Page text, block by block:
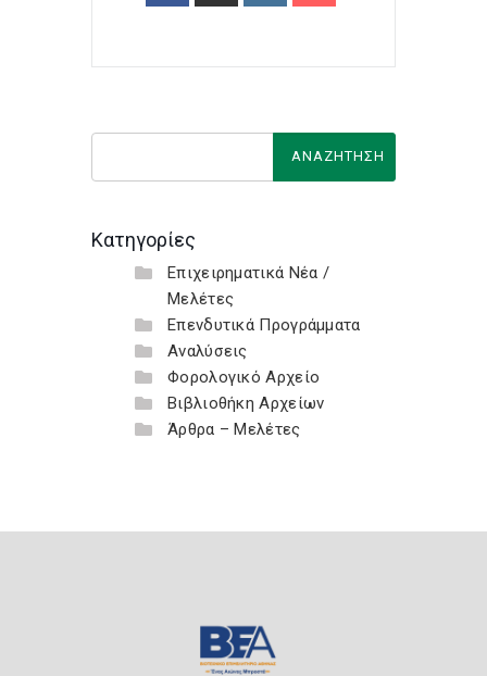
Κατηγορίες
Επιχειρηματικά Νέα /
Μελέτες
Επενδυτικά Προγράμματα
Αναλύσεις
Φορολογικό Αρχείο
Βιβλιοθήκη Αρχείων
Άρθρα – Μελέτες